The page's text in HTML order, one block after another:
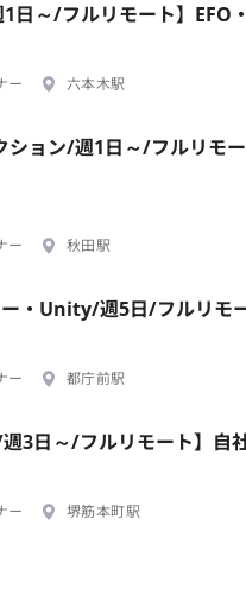
日～/フルリモート】EFO
ー
六本木駅
ション/週1日～/フルリモ
ー
秋田駅
ー・Unity/週5日/フルリモ
ー
都庁前駅
週3日～/フルリモート】自
ー
堺筋本町駅